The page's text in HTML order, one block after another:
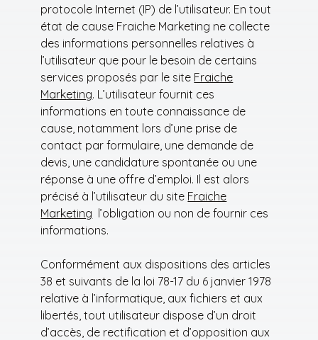
protocole Internet (IP) de l’utilisateur. En tout
état de cause Fraiche Marketing ne collecte
des informations personnelles relatives à
l’utilisateur que pour le besoin de certains
services proposés par le site Fraiche
Marketing. L’utilisateur fournit ces
informations en toute connaissance de
cause, notamment lors d’une prise de
contact par formulaire, une demande de
devis, une candidature spontanée ou une
réponse à une offre d’emploi. Il est alors
précisé à l’utilisateur du site Fraiche
Marketing l’obligation ou non de fournir ces
informations.
Conformément aux dispositions des articles
38 et suivants de la loi 78-17 du 6 janvier 1978
relative à l’informatique, aux fichiers et aux
libertés, tout utilisateur dispose d’un droit
d’accès, de rectification et d’opposition aux